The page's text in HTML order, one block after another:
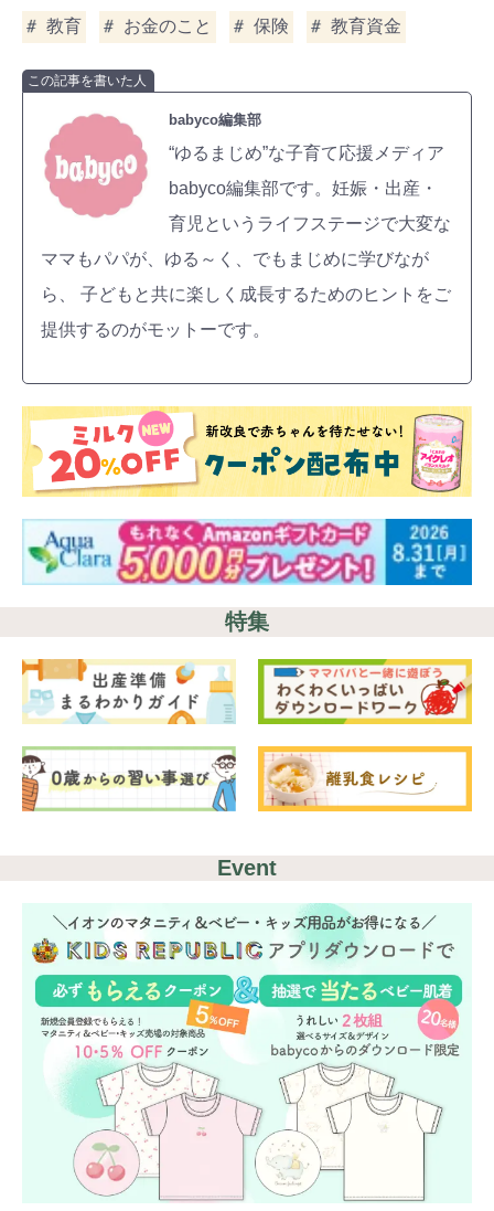
教育 お金のこと 保険 教育資金
この記事を書いた人
babyco編集部
“ゆるまじめ”な子育て応援メディア
babyco編集部です。妊娠・出産・
育児というライフステージで大変な
ママもパパが、ゆる～く、でもまじめに学びなが
ら、 子どもと共に楽しく成長するためのヒントをご
提供するのがモットーです。
特集
Event
#プレゼント #教育 #0歳 #母乳
#出産準備
#習いごと
#発達
#離乳食
キャンペーン
学び 暮らし